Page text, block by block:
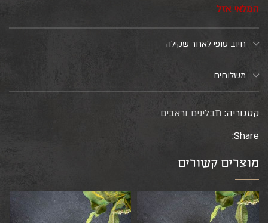
המלאי אזל
חיוב סופי לאחר שקילה
משלוחים
קטגוריה: תבלינים וראבים
Share:
מוצרים קשורים